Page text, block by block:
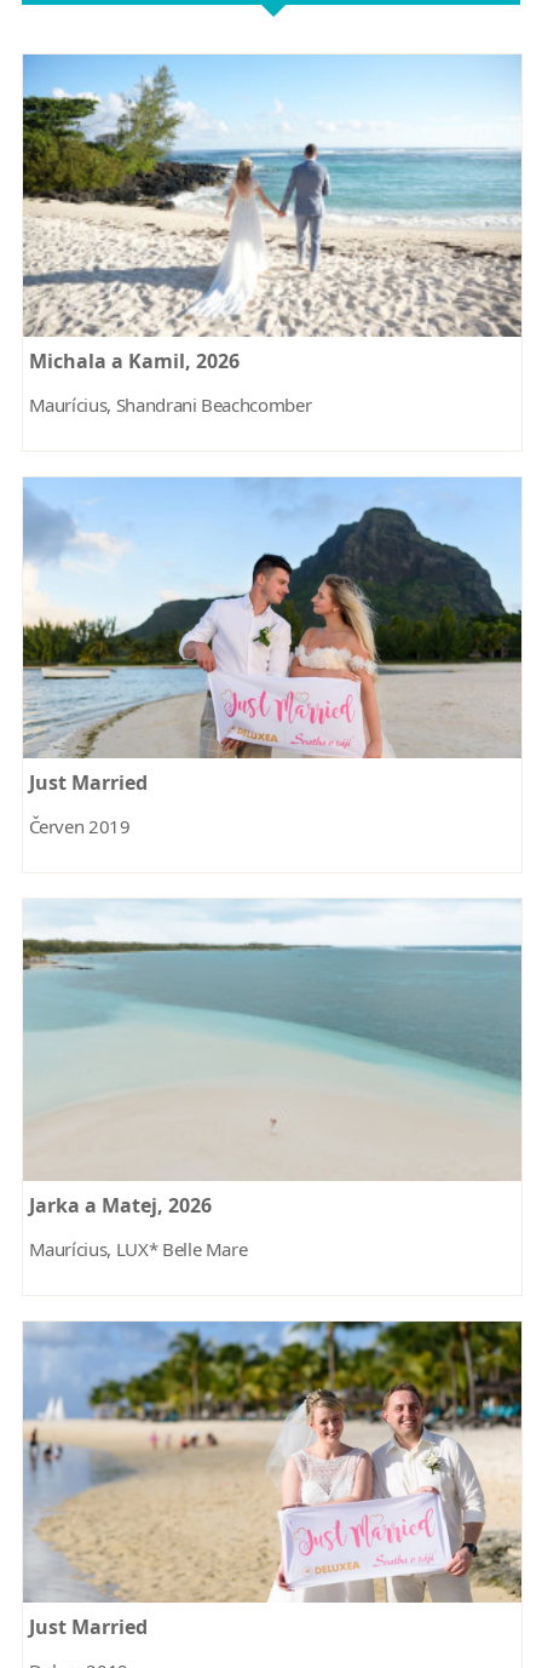
Michala a Kamil, 2026
Maurícius, Shandrani Beachcomber
Just Married
Červen 2019
Jarka a Matej, 2026
Maurícius, LUX* Belle Mare
Just Married